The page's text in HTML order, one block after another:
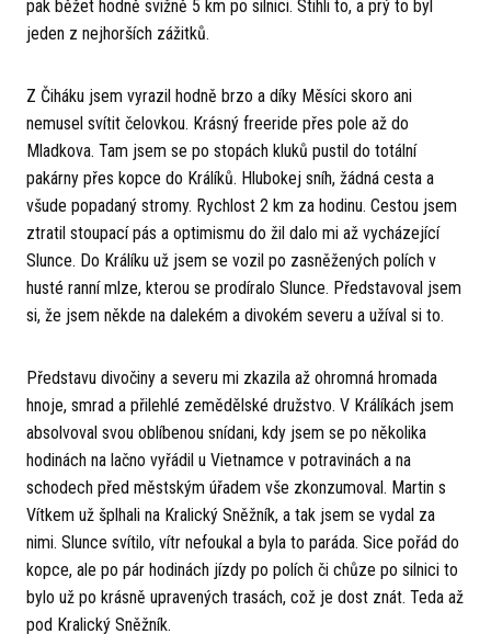
pak běžet hodně svižně 5 km po silnici. Stihli to, a prý to byl
jeden z nejhorších zážitků.
Z Čiháku jsem vyrazil hodně brzo a díky Měsíci skoro ani
nemusel svítit čelovkou. Krásný freeride přes pole až do
Mladkova. Tam jsem se po stopách kluků pustil do totální
pakárny přes kopce do Králíků. Hlubokej sníh, žádná cesta a
všude popadaný stromy. Rychlost 2 km za hodinu. Cestou jsem
ztratil stoupací pás a optimismu do žil dalo mi až vycházející
Slunce. Do Králíku už jsem se vozil po zasněžených polích v
husté ranní mlze, kterou se prodíralo Slunce. Představoval jsem
si, že jsem někde na dalekém a divokém severu a užíval si to.
Představu divočiny a severu mi zkazila až ohromná hromada
hnoje, smrad a přilehlé zemědělské družstvo. V Králíkách jsem
absolvoval svou oblíbenou snídani, kdy jsem se po několika
hodinách na lačno vyřádil u Vietnamce v potravinách a na
schodech před městským úřadem vše zkonzumoval. Martin s
Vítkem už šplhali na Kralický Sněžník, a tak jsem se vydal za
nimi. Slunce svítilo, vítr nefoukal a byla to paráda. Sice pořád do
kopce, ale po pár hodinách jízdy po polích či chůze po silnici to
bylo už po krásně upravených trasách, což je dost znát. Teda až
pod Kralický Sněžník.